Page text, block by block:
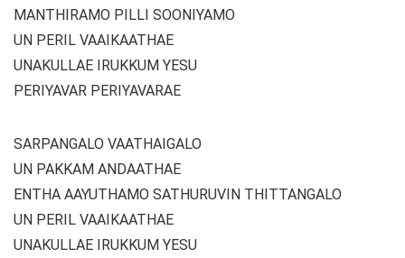
MANTHIRAMO PILLI SOONIYAMO
UN PERIL VAAIKAATHAE
UNAKULLAE IRUKKUM YESU
PERIYAVAR PERIYAVARAE
SARPANGALO VAATHAIGALO
UN PAKKAM ANDAATHAE
ENTHA AAYUTHAMO SATHURUVIN THITTANGALO
UN PERIL VAAIKAATHAE
UNAKULLAE IRUKKUM YESU